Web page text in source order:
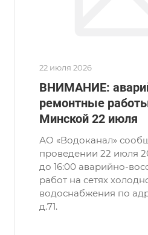
22 июля 2026
ВНИМАНИЕ:
ремонтные
Минской 22 июля
АО «Водоканал»
проведении 22 июля
до 16:00 аварийно-
работ на сетях
водоснабжения по
д.71.